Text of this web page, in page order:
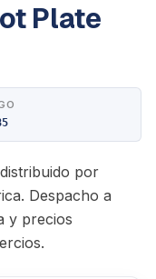
Plate
por
Despacho a
y precios